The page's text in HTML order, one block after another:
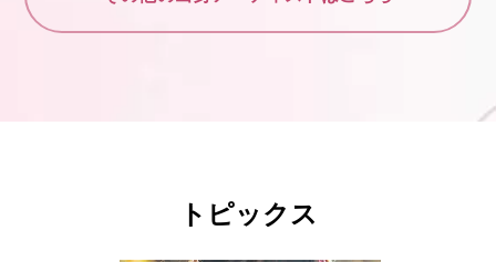
トピックス